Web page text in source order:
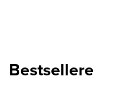
Bestsellere